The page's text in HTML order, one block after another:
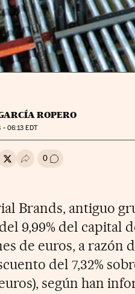
ROPERO
- 06:13 EDT
en Whatsapp
en Facebook
Compartir en Twitter
Desplegar Redes Sociales
0 Ir a los comentarios
Brands, antiguo
9,99% del capital
de euros, a razón
del 7,32%
euros), según han